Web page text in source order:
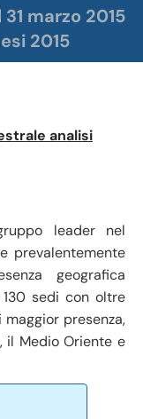
marzo 2015
2015
analisi
leader nel
prevalentemente
geografica
sedi con oltre
presenza,
il Medio Oriente e